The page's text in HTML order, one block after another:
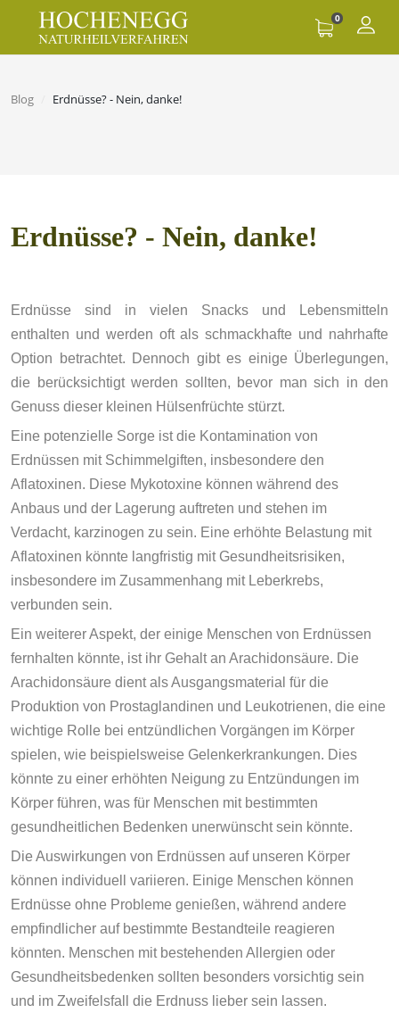
0
Blog Erdnüsse? - Nein, danke!
Erdnüsse? - Nein, danke!
Erdnüsse sind in vielen Snacks und Lebensmitteln
enthalten und werden oft als schmackhafte und nahrhafte
Option betrachtet. Dennoch gibt es einige Überlegungen,
die berücksichtigt werden sollten, bevor man sich in den
Genuss dieser kleinen Hülsenfrüchte stürzt.
Eine potenzielle Sorge ist die Kontamination von
Erdnüssen mit Schimmelgiften, insbesondere den
Aflatoxinen. Diese Mykotoxine können während des
Anbaus und der Lagerung auftreten und stehen im
Verdacht, karzinogen zu sein. Eine erhöhte Belastung mit
Aflatoxinen könnte langfristig mit Gesundheitsrisiken,
insbesondere im Zusammenhang mit Leberkrebs,
verbunden sein.
Ein weiterer Aspekt, der einige Menschen von Erdnüssen
fernhalten könnte, ist ihr Gehalt an Arachidonsäure. Die
Arachidonsäure dient als Ausgangsmaterial für die
Produktion von Prostaglandinen und Leukotrienen, die eine
wichtige Rolle bei entzündlichen Vorgängen im Körper
spielen, wie beispielsweise Gelenkerkrankungen. Dies
könnte zu einer erhöhten Neigung zu Entzündungen im
Körper führen, was für Menschen mit bestimmten
gesundheitlichen Bedenken unerwünscht sein könnte.
Die Auswirkungen von Erdnüssen auf unseren Körper
können individuell variieren. Einige Menschen können
Erdnüsse ohne Probleme genießen, während andere
empfindlicher auf bestimmte Bestandteile reagieren
könnten. Menschen mit bestehenden Allergien oder
Gesundheitsbedenken sollten besonders vorsichtig sein
und im Zweifelsfall die Erdnuss lieber sein lassen.